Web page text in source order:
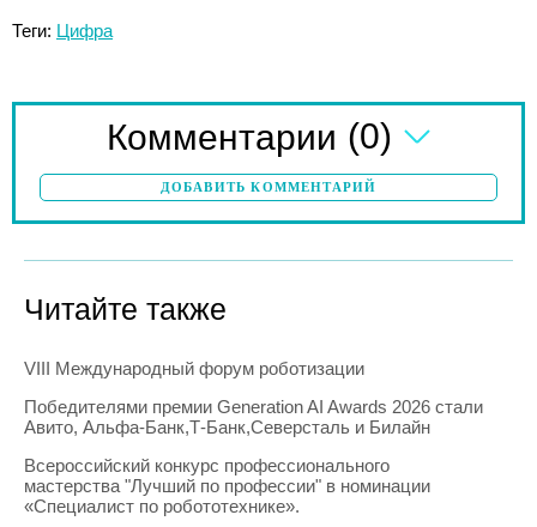
Теги: Цифра
Комментарии (0)
ДОБАВИТЬ КОММЕНТАРИЙ
Читайте также
VIII Международный форум роботизации
Победителями премии Generation AI Awards 2026 стали
Авито, Альфа-Банк,Т-Банк,Северсталь и Билайн
Всероссийский конкурс профессионального
мастерства "Лучший по профессии" в номинации
«Специалист по робототехнике».